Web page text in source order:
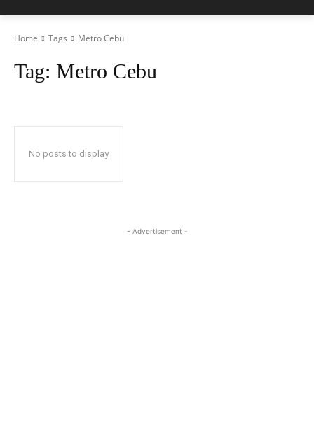
Home Tags Metro Cebu
Tag: Metro Cebu
No posts to display
- Advertisement -